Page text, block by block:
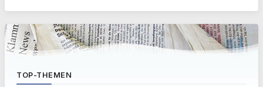
TOP-THEMEN